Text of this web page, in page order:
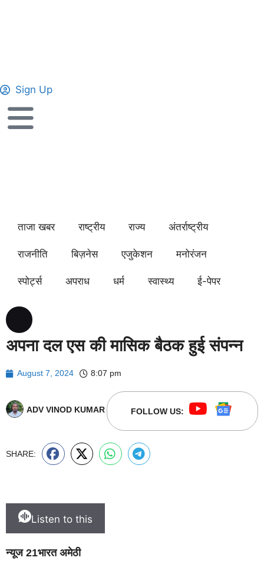
Sign Up
ताजा खबर राष्ट्रीय राज्य अंतर्राष्ट्रीय
राजनीति बिज़नेस एजुकेशन मनोरंजन
स्पोर्ट्स अपराध धर्म स्वास्थ्य ई-पेपर
अपना दल एस की मासिक बैठक हुई संपन्न
August 7, 2024 8:07 pm
ADV VINOD KUMAR FOLLOW US:
SHARE:
Listen to this
न्यूज 21भारत अमेठी